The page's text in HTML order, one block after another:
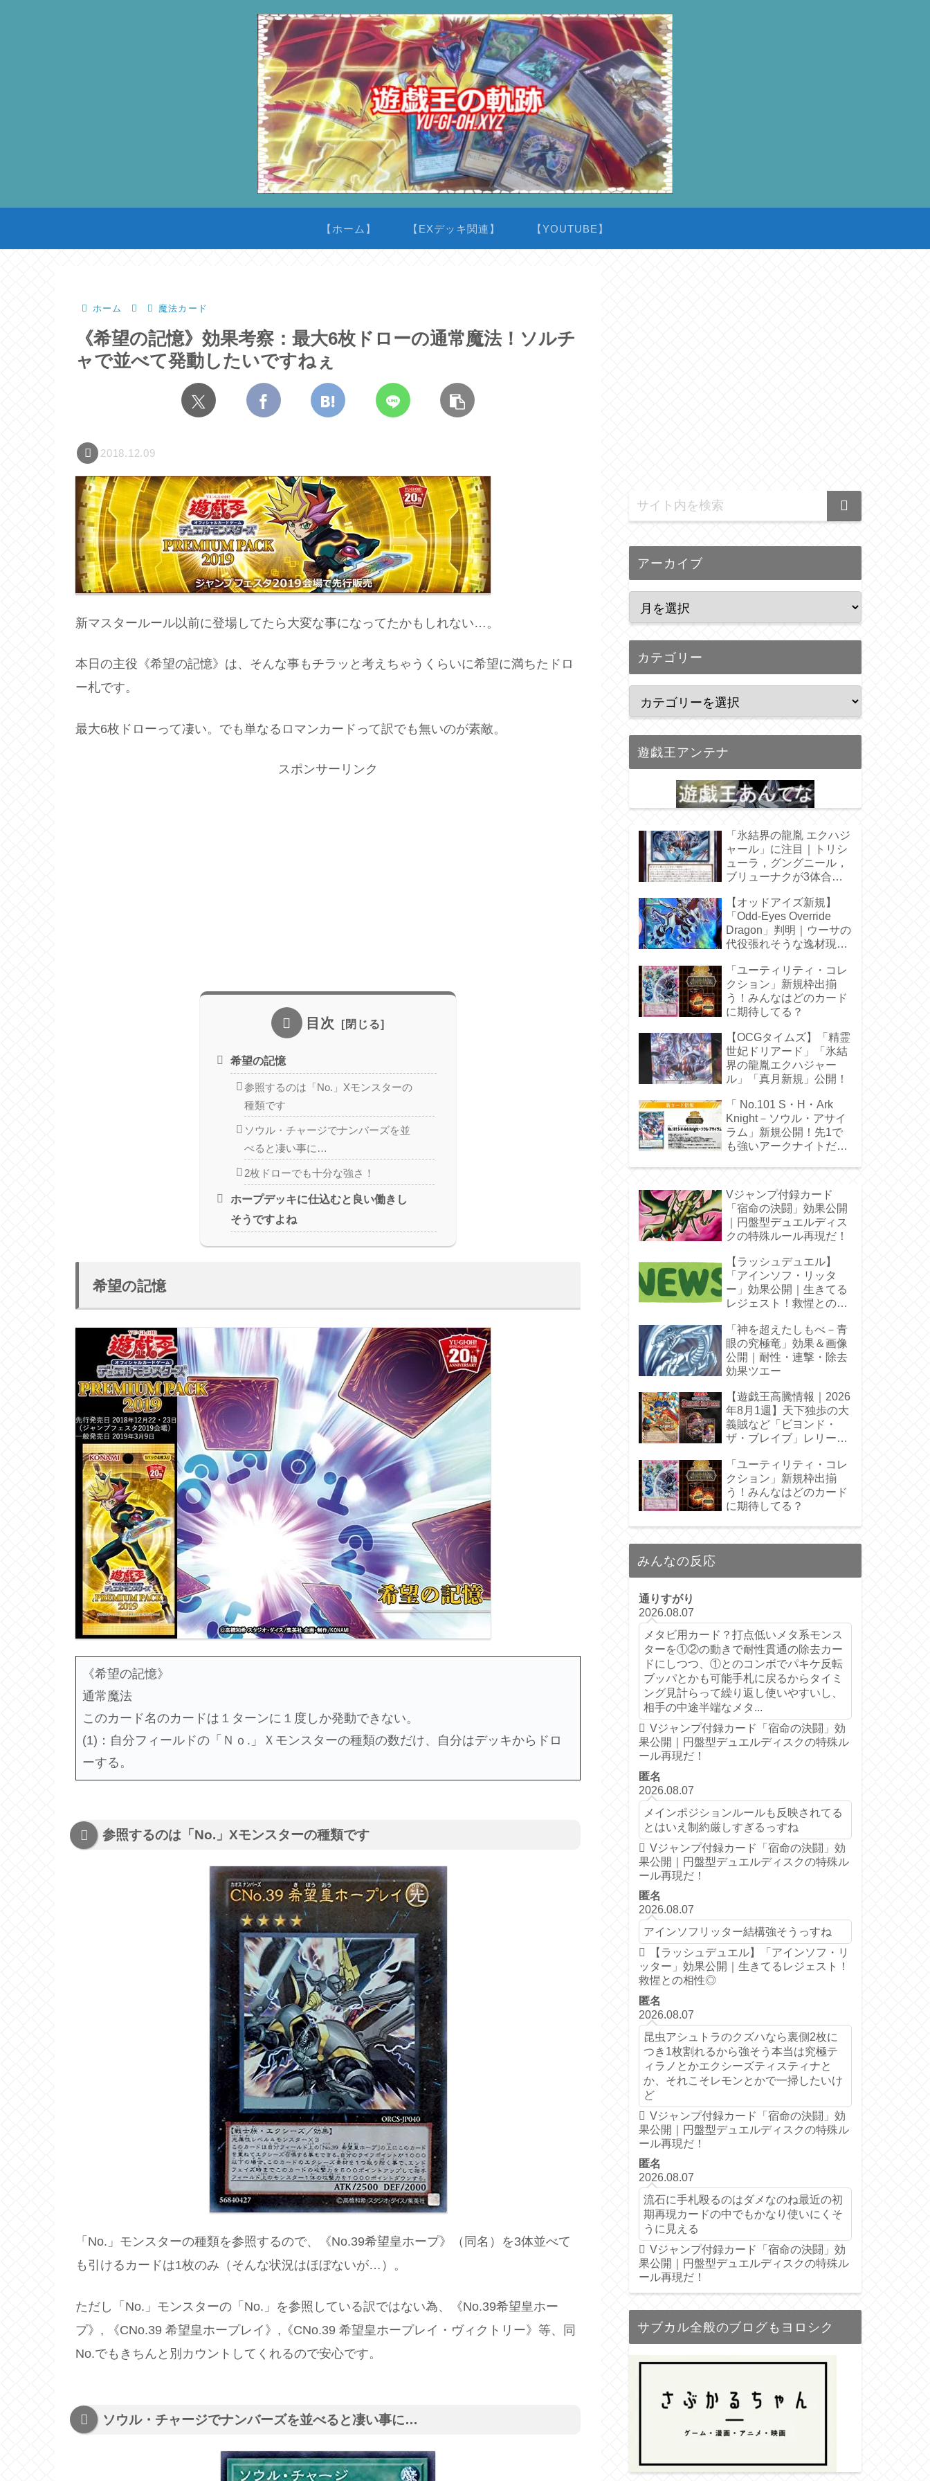
【ホーム】 【EXデッキ関連】 【YOUTUBE】
ホーム 魔法カード
《希望の記憶》効果考察：最大6枚ドローの通常魔法！ソルチ
ャで並べて発動したいですねぇ
2018.12.09
新マスタールール以前に登場してたら大変な事になってたかもしれない…。
本日の主役《希望の記憶》は、そんな事もチラッと考えちゃうくらいに希望に満ちたドロ
ー札です。
最大6枚ドローって凄い。でも単なるロマンカードって訳でも無いのが素敵。
スポンサーリンク
目次
希望の記憶
参照するのは「No.」Xモンスターの
種類です
ソウル・チャージでナンバーズを並
べると凄い事に…
2枚ドローでも十分な強さ！
ホープデッキに仕込むと良い働きし
そうですよね
希望の記憶
《希望の記憶》
通常魔法
このカード名のカードは１ターンに１度しか発動できない。
(1)：自分フィールドの「Ｎｏ.」Ｘモンスターの種類の数だけ、自分はデッキからドロ
ーする。
参照するのは「No.」Xモンスターの種類です
「No.」モンスターの種類を参照するので、《No.39希望皇ホープ》（同名）を3体並べて
も引けるカードは1枚のみ（そんな状況はほぼないが…）。
ただし「No.」モンスターの「No.」を参照している訳ではない為、《No.39希望皇ホー
プ》, 《CNo.39 希望皇ホープレイ》,《CNo.39 希望皇ホープレイ・ヴィクトリー》等、同
No.でもきちんと別カウントしてくれるので安心です。
ソウル・チャージでナンバーズを並べると凄い事に…
アーカイブ
カテゴリー
遊戯王アンテナ
「氷結界の龍胤 エクハジ
ャール」に注目｜トリシ
ューラ，グングニール，
ブリューナクが3体合
【オッドアイズ新規】
「Odd-Eyes Override
Dragon」判明｜ウーサの
代役張れそうな逸材現
「ユーティリティ・コレ
クション」新規枠出揃
う！みんなはどのカード
に期待してる？
【OCGタイムズ】「精霊
世妃ドリアード」「氷結
界の龍胤エクハジャー
ル」「真月新規」公開！
「 No.101 S・H・Ark
Knight－ソウル・アサイ
ラム」新規公開！先1で
も強いアークナイトだ
Vジャンプ付録カード
「宿命の決闘」効果公開
｜円盤型デュエルディス
クの特殊ルール再現だ！
【ラッシュデュエル】
「アインソフ・リッタ
ー」効果公開｜生きてる
レジェスト！救惺との相
「神を超えたしもべ－青
眼の究極竜」効果＆画像
公開｜耐性・連撃・除去
効果ツエー
【遊戯王高騰情報｜2026
年8月1週】天下独歩の大
義賊など「ビヨンド・
ザ・ブレイブ」レリーフ
「ユーティリティ・コレ
クション」新規枠出揃
う！みんなはどのカード
に期待してる？
みんなの反応
通りすがり
2026.08.07
メタビ用カード？打点低いメタ系モンス
ターを①②の動きで耐性貫通の除去カー
ドにしつつ、①とのコンボでパキケ反転
ブッパとかも可能手札に戻るからタイミ
ング見計らって繰り返し使いやすいし、
相手の中途半端なメタ...
Vジャンプ付録カード「宿命の決闘」効
果公開｜円盤型デュエルディスクの特殊ル
ール再現だ！
匿名
2026.08.07
メインポジションルールも反映されてる
とはいえ制約厳しすぎるっすね
Vジャンプ付録カード「宿命の決闘」効
果公開｜円盤型デュエルディスクの特殊ル
ール再現だ！
匿名
2026.08.07
アインソフリッター結構強そうっすね
【ラッシュデュエル】「アインソフ・リ
ッター」効果公開｜生きてるレジェスト！
救惺との相性◎
匿名
2026.08.07
昆虫アシュトラのクズハなら裏側2枚に
つき1枚割れるから強そう本当は究極テ
ィラノとかエクシーズティスティナと
か、それこそレモンとかで一掃したいけ
ど
Vジャンプ付録カード「宿命の決闘」効
果公開｜円盤型デュエルディスクの特殊ル
ール再現だ！
匿名
2026.08.07
流石に手札殴るのはダメなのね最近の初
期再現カードの中でもかなり使いにくそ
うに見える
Vジャンプ付録カード「宿命の決闘」効
果公開｜円盤型デュエルディスクの特殊ル
ール再現だ！
サブカル全般のブログもヨロシク